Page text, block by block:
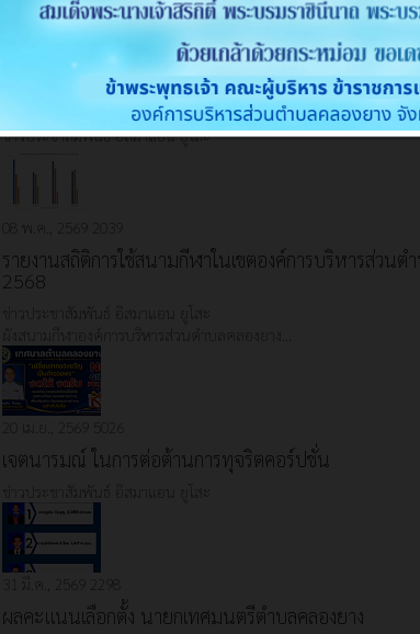
12 พ.ค., 2569 2066
ฐานข้อมูล เกี่ยวกับศาสนา ศิลปะ วัฒนธรรม ประเพณี แ
ข่าวประชาสัมพันธ์ อิสมาแอน ยูโสะ
08 พ.ค., 2569 2039
รายงานสถิติการใช้สนามกีฬาในเขตองค์การบริหารส่วนต
2568
ข่าวประชาสัมพันธ์
อิสมาแอน ยูโสะ
ผังสนามกีฬาองค์การบริหารส่วนตำบลคลองยาง…
เจตนารมณ์ ในการต่อต้านการทุจริตคอร์ปชั่น
ข่าวประชาสัมพันธ์ อิสมาแอน ยูโสะ
31 มี.ค., 2569
ผลคะแนนเลือกตั้ง นายกเทศมนตรีตำบลคลองยาง